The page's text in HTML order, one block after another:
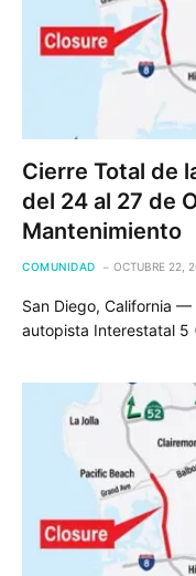
Cierre Total de
del 24 al 27 de
Mantenimiento
COMUNIDAD OCTUBRE 22,
San Diego, California
autopista Interestatal